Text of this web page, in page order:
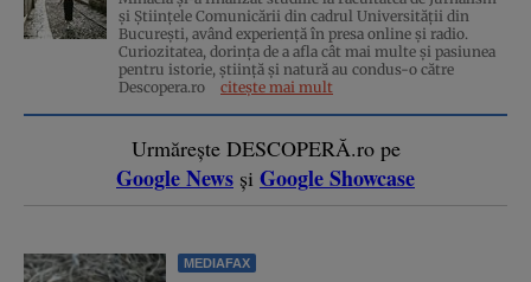
și Științele Comunicării din cadrul Universității din
București, având experiență în presa online și radio.
Curiozitatea, dorința de a afla cât mai multe și pasiunea
pentru istorie, ştiinţă şi natură au condus-o către
Descopera.ro
citește mai mult
Urmărește DESCOPERĂ.ro pe
Google News și Google Showcase
MEDIAFAX